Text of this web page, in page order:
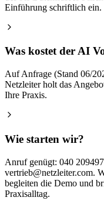
Einführung schriftlich ein.
Was kostet der AI
Auf Anfrage (Stand 06/
Netzleiter holt das
Ihre Praxis.
Wie starten wir?
Anruf genügt: 040
vertrieb@netzleiter.com.
begleiten die Demo und
Praxisalltag.